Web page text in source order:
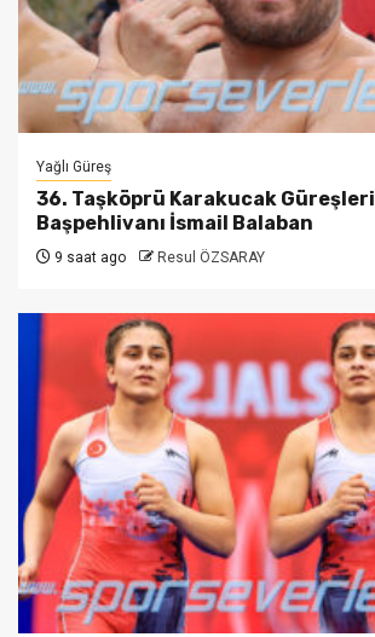
Yağlı Güreş
36. Taşköprü Karakucak Güreşleri
Başpehlivanı İsmail Balaban
9 saat ago Resul ÖZSARAY